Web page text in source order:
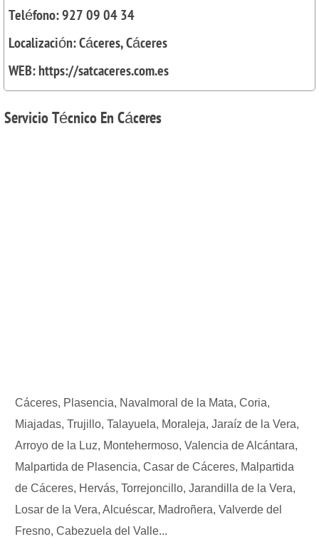
Teléfono: 927 09 04 34
Localización: Cáceres, Cáceres
WEB: https://satcaceres.com.es
ServicioTécnico En Cáceres
Cáceres, Plasencia, Navalmoral de la Mata, Coria,
Miajadas, Trujillo, Talayuela, Moraleja, Jaraíz de la Vera,
Arroyo de la Luz, Montehermoso, Valencia de Alcántara,
Malpartida de Plasencia, Casar de Cáceres, Malpartida
de Cáceres, Hervás, Torrejoncillo, Jarandilla de la Vera,
Losar de la Vera, Alcuéscar, Madroñera, Valverde del
Fresno, Cabezuela del Valle...